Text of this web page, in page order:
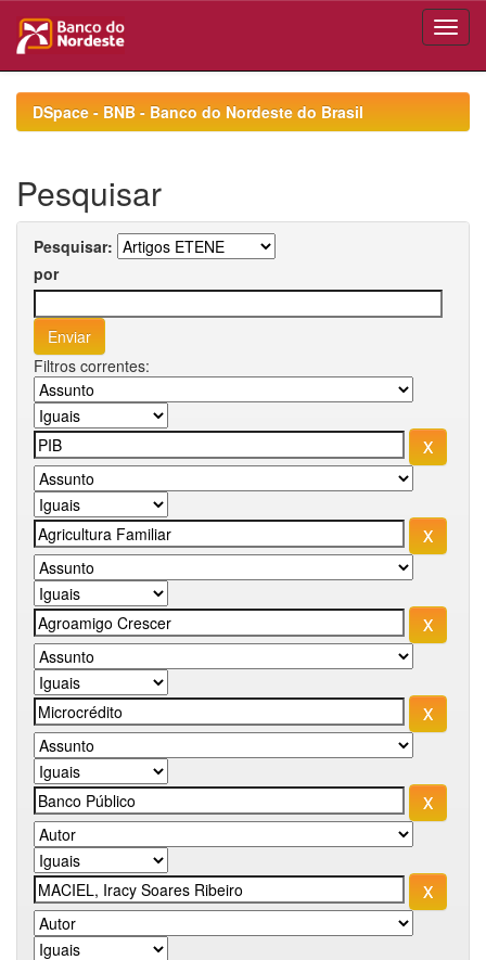
navigationDSpace - BNB - Banco do Nordeste do Brasil
Pesquisar
Pesquisar:
por
Filtros correntes: